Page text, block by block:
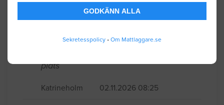
GODKÄNN ALLA
Sekretesspolicy • Om Mattlaggare.se
Mattläggning
Mattläggning på trägolv i sommarstuga.
plats
Katrineholm 02.11.2026 08:25